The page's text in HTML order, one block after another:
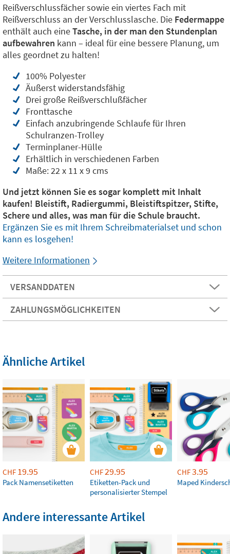
Reißverschlussfächer sowie ein viertes Fach mit
Reißverschluss an der Verschlusslasche. Die Federmappe
enthält auch eineTasche, in der man den Stundenplan
aufbewahren kann – ideal für eine bessere Planung, um
alles geordnet zu halten!
100% Polyester
Äußerst widerstandsfähig
Drei große Reißverschlußfächer
Fronttasche
Einfach anzubringende Schlaufe für Ihren
Schulranzen-Trolley
Terminplaner-Hülle
Erhältlich in verschiedenen Farben
Maße: 22 x 11 x 9 cms
Und jetzt können Sie es sogar komplett mit Inhalt
kaufen! Bleistift, Radiergummi, Bleistiftspitzer, Stifte,
Schere und alles, was man für die Schule braucht.
Ergänzen Sie es mit Ihrem Schreibmaterialset und schon
kann es losgehen!
Weitere Informationen
VERSANDDATEN
ZAHLUNGSMÖGLICHKEITEN
Ähnliche Artikel
CHF 19.95
Pack Namensetiketten
CHF29.95
Etiketten-Pack und
personalisierter Stempel
CHF3.95
Maped
Andere interessante Artikel